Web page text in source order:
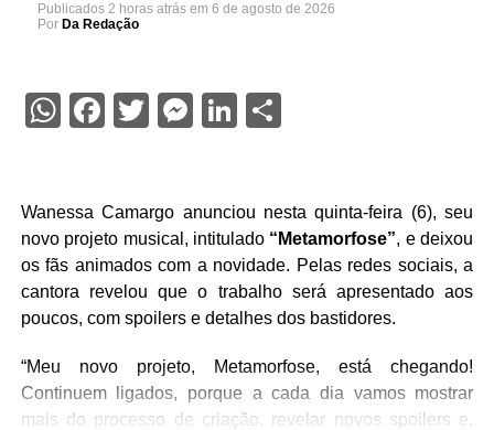
Publicados 2 horas atrás em 6 de agosto de 2026
Por Da Redação
WhatsApp
Facebook
Twitter
Messenger
LinkedIn
Share
Wanessa Camargo anunciou nesta quinta-feira (6), seu
novo projeto musical, intitulado “Metamorfose”, e deixou
os fãs animados com a novidade. Pelas redes sociais, a
cantora revelou que o trabalho será apresentado aos
poucos, com spoilers e detalhes dos bastidores.
“Meu novo projeto, Metamorfose, está chegando!
Continuem ligados, porque a cada dia vamos mostrar
mais do processo de criação, revelar novos spoilers e,